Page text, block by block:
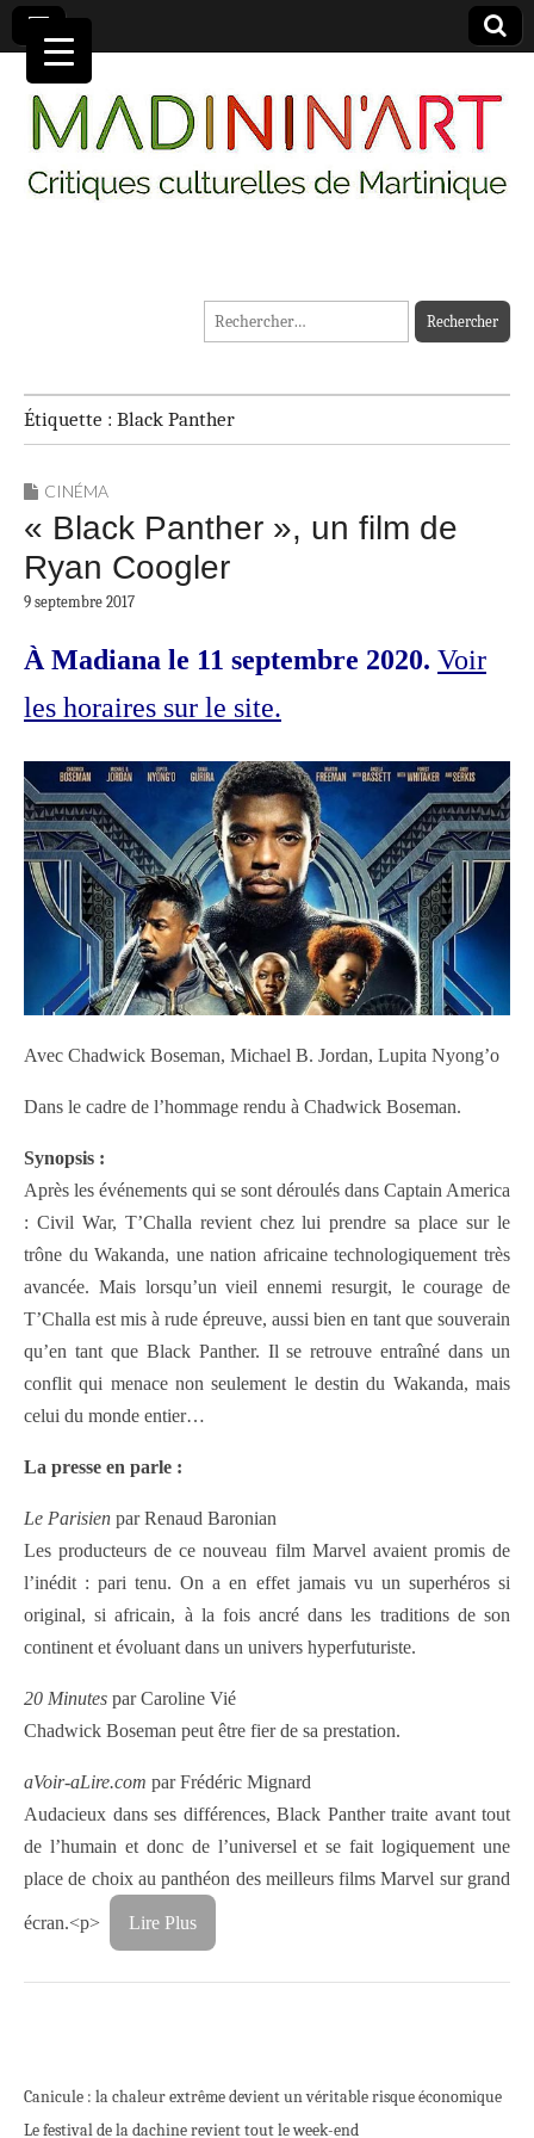
MADININ'ART
Rechercher :
Étiquette : Black Panther
CINÉMA
« Black Panther », un film de
Ryan Coogler
9 septembre 2017
À Madiana le 11 septembre 2020. Voir
les horaires sur le site.
Avec Chadwick Boseman, Michael B. Jordan, Lupita Nyong’o
Dans le cadre de l’hommage rendu à Chadwick Boseman.
Synopsis :
Après les événements qui se sont déroulés dans Captain America
: Civil War, T’Challa revient chez lui prendre sa place sur le
trône du Wakanda, une nation africaine technologiquement très
avancée. Mais lorsqu’un vieil ennemi resurgit, le courage de
T’Challa est mis à rude épreuve, aussi bien en tant que souverain
qu’en tant que Black Panther. Il se retrouve entraîné dans un
conflit qui menace non seulement le destin du Wakanda, mais
celui du monde entier…
La presse en parle :
Le Parisien par Renaud Baronian
Les producteurs de ce nouveau film Marvel avaient promis de
l’inédit : pari tenu. On a en effet jamais vu un superhéros si
original, si africain, à la fois ancré dans les traditions de son
continent et évoluant dans un univers hyperfuturiste.
20 Minutes par Caroline Vié
Chadwick Boseman peut être fier de sa prestation.
aVoir-aLire.com par Frédéric Mignard
Audacieux dans ses différences, Black Panther traite avant tout
de l’humain et donc de l’universel et se fait logiquement une
place de choix au panthéon des meilleurs films Marvel sur grand
écran.<p> Lire Plus
Canicule : la chaleur extrême devient un véritable risque économique
Le festival de la dachine revient tout le week-end